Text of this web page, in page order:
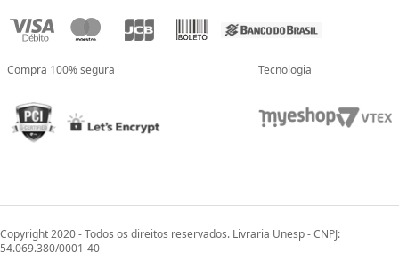
Compra 100% segura Tecnologia
Copyright 2020 - Todos os direitos reservados. Livraria Unesp - CNPJ:
54.069.380/0001-40